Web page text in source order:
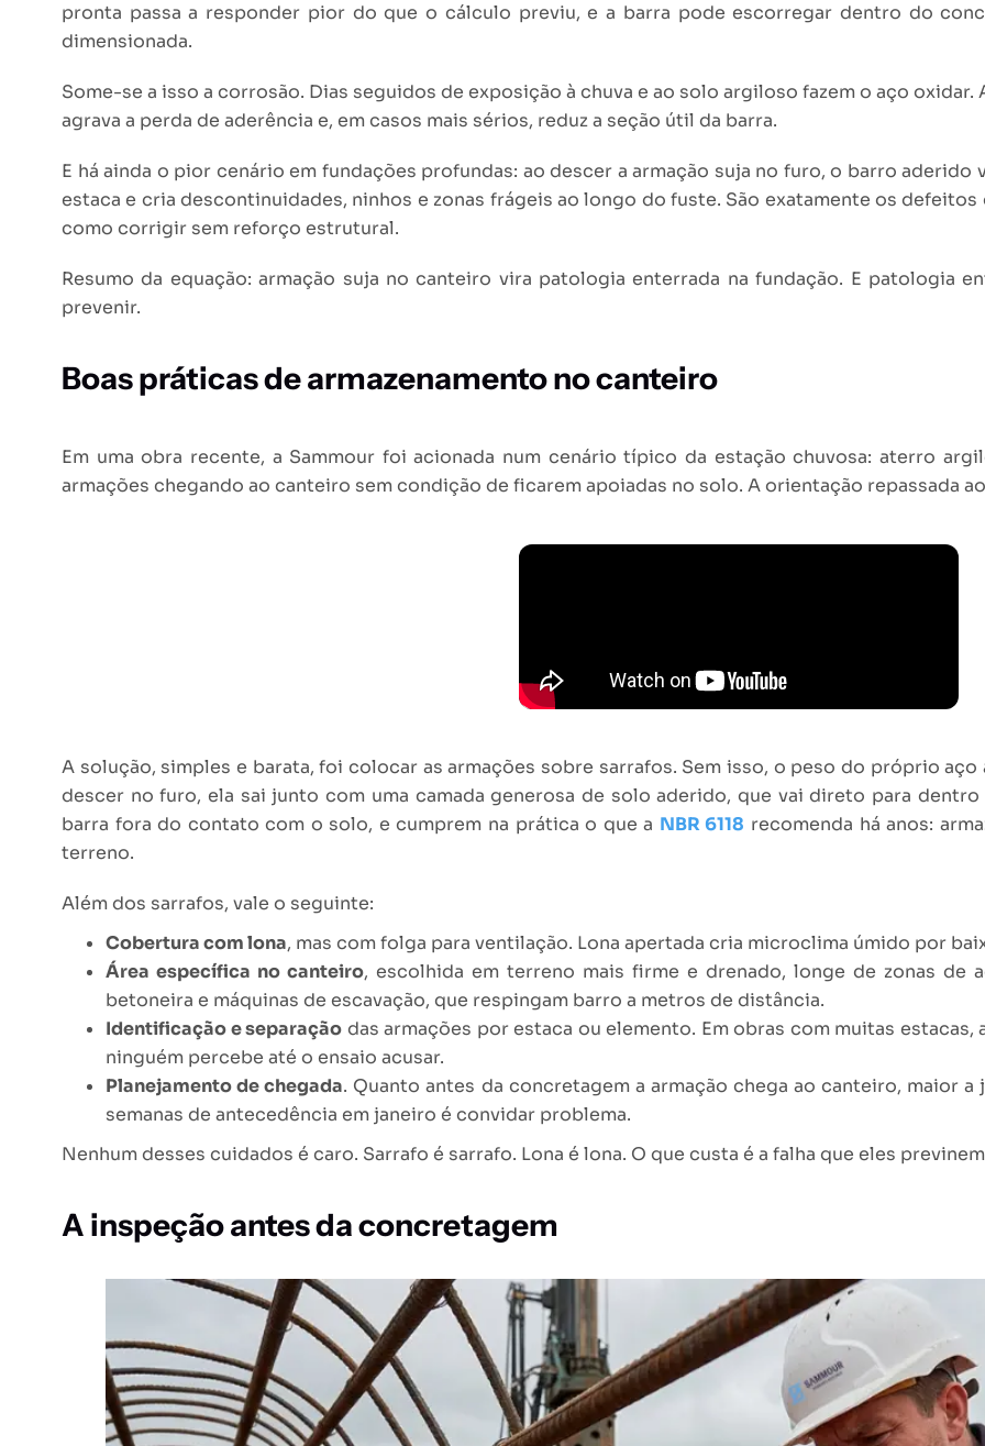
pronta passa a responder pior do que o cálculo previu, e a barra pode escorregar dentro do
dimensionada.
Some-se a isso a corrosão. Dias seguidos de exposição à chuva e ao solo argiloso fazem o aço oxidar.
agrava a perda de aderência e, em casos mais sérios, reduz a seção útil da barra.
E há ainda o pior cenário em fundações profundas: ao descer a armação suja no furo, o barro
estaca e cria descontinuidades, ninhos e zonas frágeis ao longo do fuste. São exatamente os defeitos
como corrigir sem reforço estrutural.
Resumo da equação: armação suja no canteiro vira patologia enterrada na fundação. E patologia
prevenir.
Boas práticas de armazenamento no canteiro
Em uma obra recente, a Sammour foi acionada num cenário típico da estação chuvosa: aterro
armações chegando ao canteiro sem condição de ficarem apoiadas no solo. A orientação repassada
A solução, simples e barata, foi colocar as armações sobre sarrafos. Sem isso, o peso do próprio aço
descer no furo, ela sai junto com uma camada generosa de solo aderido, que vai direto para dentro
barra fora do contato com o solo, e cumprem na prática o que a NBR 6118 recomenda há anos:
terreno.
Além dos sarrafos, vale o seguinte:
Cobertura com lona, mas com folga para ventilação. Lona apertada cria microclima úmido por
Área específica no canteiro, escolhida em terreno mais firme e drenado, longe de zonas de
betoneira e máquinas de escavação, que respingam barro a metros de distância.
Identificação e separação das armações por estaca ou elemento. Em obras com muitas estacas,
ninguém percebe até o ensaio acusar.
Planejamento de chegada. Quanto antes da concretagem a armação chega ao canteiro, maior
semanas de antecedência em janeiro é convidar problema.
Nenhum desses cuidados é caro. Sarrafo é sarrafo. Lona é lona. O que custa é a falha que eles
A inspeção antes da concretagem